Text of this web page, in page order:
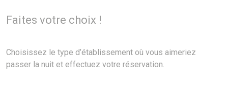
Faites votre choix !
Choisissez le type d’établissement où vous aimeriez
passer la nuit et effectuez votre réservation.